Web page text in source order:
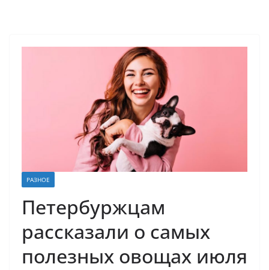
РАЗНОЕ
Петербуржцам
рассказали о самых
полезных овощах июля